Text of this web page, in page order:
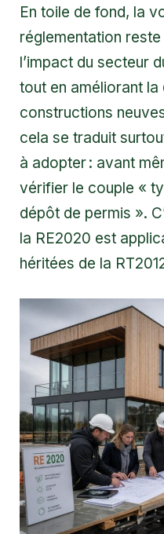
En toile de fond, la
réglementation
l’impact du secteur
tout en améliorant la
constructions
cela se traduit
à adopter : avant
vérifier le couple «
dépôt de permis ».
la RE2020 est
héritées de la